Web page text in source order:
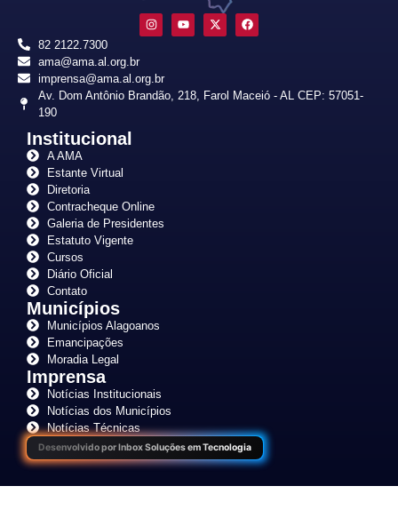
82 2122.7300
ama@ama.al.org.br
imprensa@ama.al.org.br
Av. Dom Antônio Brandão, 218, Farol Maceió - AL CEP: 57051-
190
Institucional
A AMA
Estante Virtual
Diretoria
Contracheque Online
Galeria de Presidentes
Estatuto Vigente
Cursos
Diário Oficial
Contato
Municípios
Municípios Alagoanos
Emancipações
Moradia Legal
Imprensa
Notícias Institucionais
Notícias dos Municípios
Notícias Técnicas
Desenvolvido por Inbox Soluções em Tecnologia